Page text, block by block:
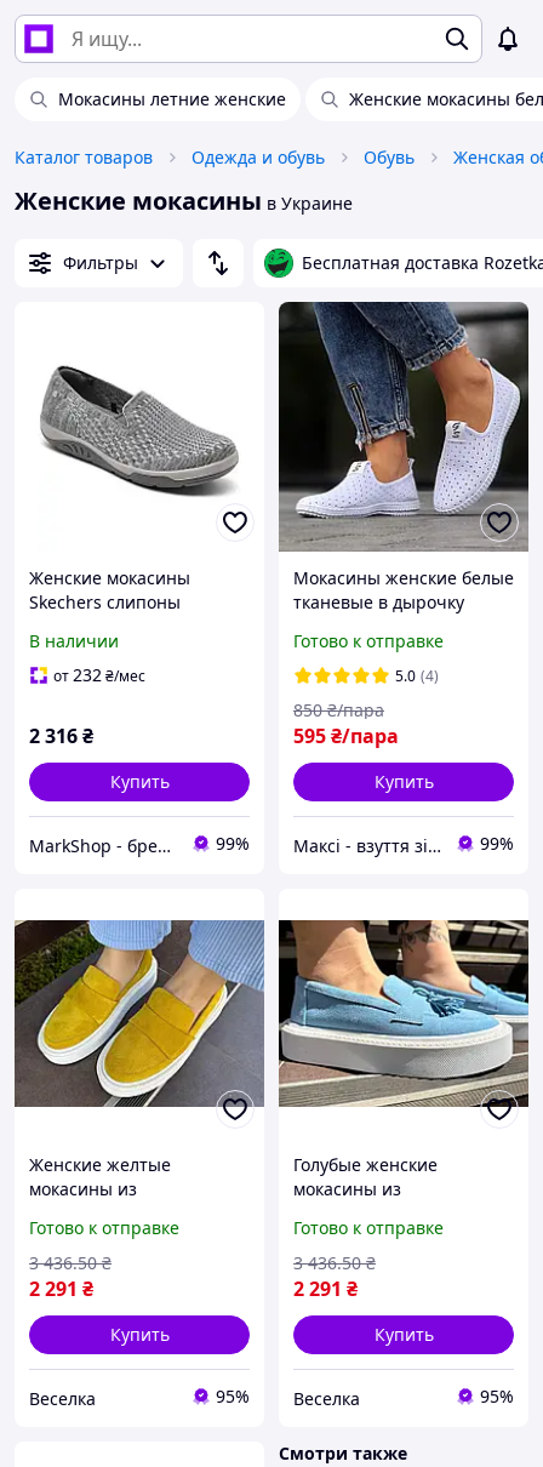
Мокасины летние женские Женские мокасины
Каталог товаров Одежда и обувь Обувь Женская
Женские мокасины в Украине
Фильтры Бесплатная доставка
Женские мокасины
Skechers слипоны
В наличии
от232₴/мес
2 316₴
Купить
MarkShop - брендовая одежда, обувь, аксессуары 99%
Мокасины женские белые
тканевые в дырочку
текстильні в дірочку
сліпони (Код: М1676)
Готово к отправке
5.0 (4)
595₴/пара
850 ₴/пара
Купить
Максі - взуття зі знижками! 99%
Женские желтые
мокасины из
повседневной носки
удобная стильная обувь
36-40 размеры FLAME
Готово к отправке
2 291 ₴
3 436.50 ₴
Купить
Веселка 95%
Голубые женские
мокасины из
комфортной подошвой
4.5 см для стильных
образов FLAME
Готово к отправке
2 291 ₴
3 436.50 ₴
Купить
Веселка 95%
Смотри также